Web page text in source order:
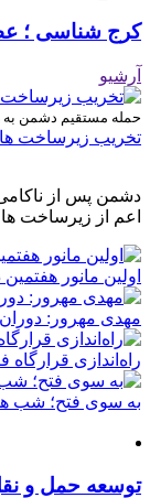
کرج شناسی ؛
آرشیو
حمله مستقیم دشمن به
تخریب زیرساخت
دشمن پس از ناکامی
اعم از زیرساخت
اولین مانور
مهدی مهرور:
راه‌اندازی
به سوی فتح؛ شب
توسعه حمل و